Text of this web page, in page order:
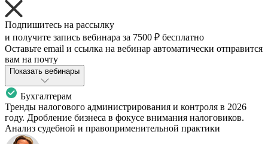
Подпишитесь на рассылку
и получите запись вебинара за 7500 ₽ бесплатно
Оставьте email и ссылка на вебинар автоматически отправится
вам на почту
Показать вебинары
Бухгалтерам
Тренды налогового администрирования и контроля в 2026
году. Дробление бизнеса в фокусе внимания налоговиков.
Анализ судебной и правоприменительной практики